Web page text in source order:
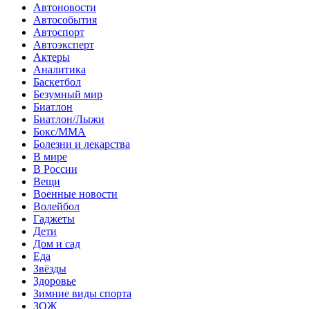
Автоновости
Автособытия
Автоспорт
Автоэксперт
Актеры
Аналитика
Баскетбол
Безумный мир
Биатлон
Биатлон/Лыжи
Бокс/MMA
Болезни и лекарства
В мире
В России
Вещи
Военные новости
Волейбол
Гаджеты
Дети
Дом и сад
Еда
Звёзды
Здоровье
Зимние виды спорта
ЗОЖ